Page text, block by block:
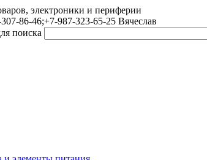
электроники и периферии
86-46;+7-987-323-65-25 Вячеслав
поиска